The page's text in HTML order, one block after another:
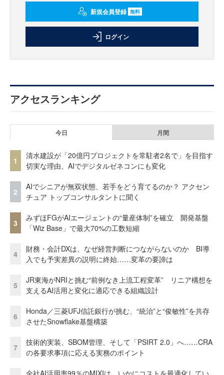
新規会員登録 無料
ログイン
アクセスランキング
今日 月間
1
清水建設が「20億円プロジェクトを常駐者2名で」を目指す
切実な理由、AIでデジタルゼネコンにも変化
2
AIでシニアが無双状態、若手をどう育てるのか？ アクセン
チュア トップコンサルタントに聞く
3
みずほFGがAIエージェントの“量産体制”を確立 開発基盤
「Wiz Base」で最大70%の工数短縮
4
財務・会計DXは、なぜ経営判断につながらないのか BI導
入でも予実差異の説明に終始……変革の要諦は
5
JR東海がNRIと挑む“前例なき上流工程変革” リニア構想を
支えるAI活用と変化に適応できる組織設計
6
Honda／三菱UFJ信託銀行が挑む、“統治”と“俊敏性”を共存
させたSnowflake基盤構築
7
技術的実装、SBOM管理、そして「PSIRT 2.0」へ……CRA
の各要求事項に応える実務のポイント